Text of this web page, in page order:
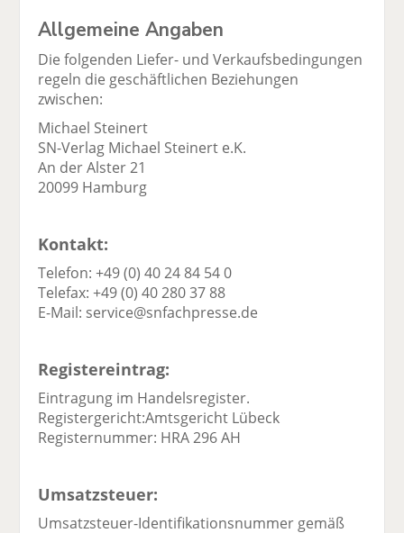
Allgemeine Angaben
Die folgenden Liefer- und Verkaufsbedingungen
regeln die geschäftlichen Beziehungen
zwischen:
Michael Steinert
SN-Verlag Michael Steinert e.K.
An der Alster 21
20099 Hamburg
Kontakt:
Telefon: +49 (0) 40 24 84 54 0
Telefax: +49 (0) 40 280 37 88
E-Mail: service@snfachpresse.de
Registereintrag:
Eintragung im Handelsregister.
Registergericht:Amtsgericht Lübeck
Registernummer: HRA 296 AH
Umsatzsteuer:
Umsatzsteuer-Identifikationsnummer gemäß